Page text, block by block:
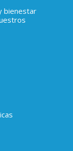
bienestar